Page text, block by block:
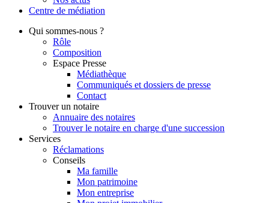
Centre de médiation
Qui sommes-nous ?
Rôle
Composition
Espace Presse
Médiathèque
Communiqués et dossiers de presse
Contact
Trouver un notaire
Annuaire des notaires
Trouver le notaire en charge d'une succession
Services
Réclamations
Conseils
Ma famille
Mon patrimoine
Mon entreprise